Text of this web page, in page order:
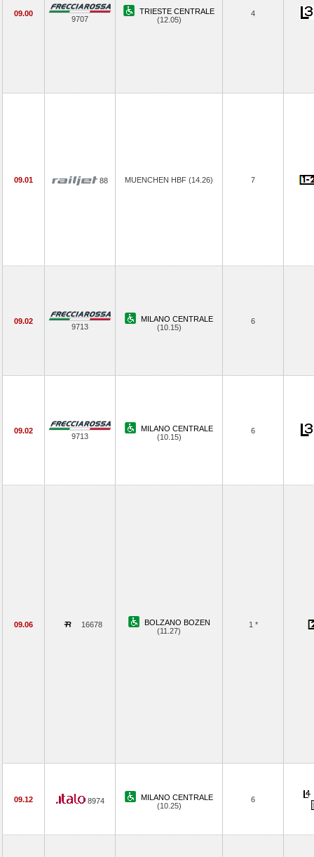
09.00
9707
TRIESTE CENTRALE
(12.05)
4
09.01 88 MUENCHEN HBF (14.26) 7
09.02
9713
MILANO CENTRALE
(10.15)
6
09.02
9713
MILANO CENTRALE
(10.15)
6
09.06 16678
BOLZANO BOZEN
(11.27)
1 *
09.12 8974
MILANO CENTRALE
(10.25)
6